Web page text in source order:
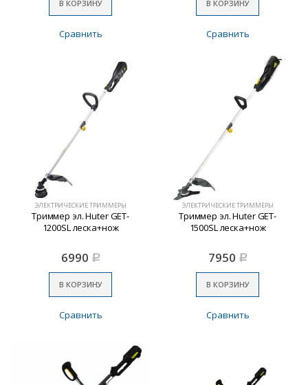
В КОРЗИНУ
Сравнить
В КОРЗИНУ
Сравнить
ЭЛЕКТРИЧЕСКИЕ ТРИММЕРЫ
Триммер эл. Huter GET-
1200SL леска+нож
6990 Р
В КОРЗИНУ
Сравнить
ЭЛЕКТРИЧЕСКИЕ ТРИММЕРЫ
Триммер эл. Huter GET-
1500SL леска+нож
7950 Р
В КОРЗИНУ
Сравнить